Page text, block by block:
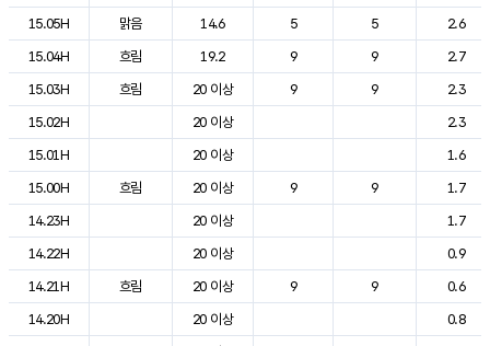
15.05H
맑음 14.6 5 5
2.6
15.04H
흐림 19.2 9 9
2.7
15.03H
흐림 20 이상 9 9
2.3
15.02H
20 이상
2.3
15.01H
20 이상
1.6
15.00H
흐림 20 이상 9 9
1.7
14.23H
20 이상
1.7
14.22H
20 이상
0.9
14.21H
흐림 20 이상 9 9
0.6
14.20H
20 이상
0.8